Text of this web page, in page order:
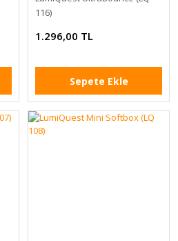
116)
1.296,00 TL
Sepete Ekle